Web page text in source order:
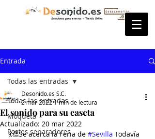
Entrada
Todas las entradas
Moqueta
Postes separadores
Todas las entradas
El sonido para su caseta
Desonido.es S.C.
2 mar 20221 min de lectura
Actualizado: 20 mar 2022
💃👏Se acerca la Feria de #Sevilla Todavía